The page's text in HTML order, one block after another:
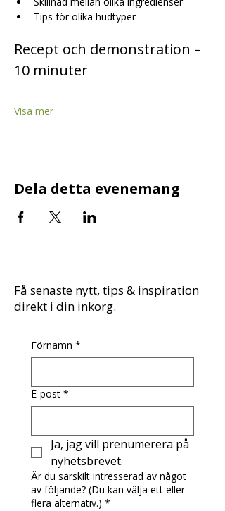
Tips för olika hudtyper
Recept och demonstration –
10 minuter
Visa mer
Dela detta evenemang
Få senaste nytt, tips & inspiration
direkt i din inkorg.
Förnamn *
E-post *
Ja, jag vill prenumerera på
nyhetsbrevet.
Är du särskilt intresserad av något
av följande? (Du kan välja ett eller
flera alternativ.) *